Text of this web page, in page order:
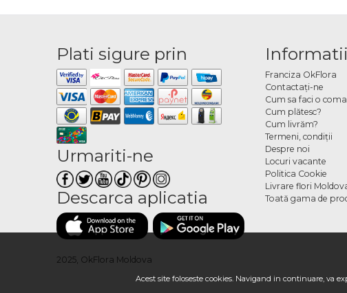
Acest site foloseste cookies. Navigand in continuare, va
Plati sigure prin
Urmariti-ne
Descarca aplicatia
2025, OkFlora Moldova
Informatii
Franciza OkFlora
Contactaţi-ne
Cum sa faci o
Cum plătesc?
Cum livrăm?
Termeni, condiţii
Despre noi
Locuri vacante
Politica Cookie
Livrare flori
Toată gama de